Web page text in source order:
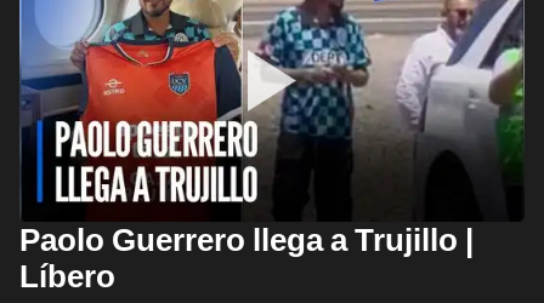
Paolo Guerrero llega a Trujillo |
Líbero